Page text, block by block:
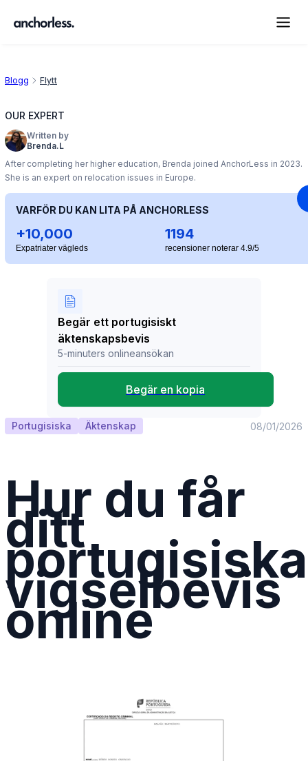
Blogg Flytt
OUR EXPERT
Written by
Brenda.L
After completing her higher education, Brenda joined AnchorLess in 2023.
She is an expert on relocation issues in Europe.
VARFÖR DU KAN LITA PÅ ANCHORLESS
+10,000
Expatriater vägleds
1194
recensioner noterar 4.9/5
Begär ett portugisiskt
äktenskapsbevis
5-minuters onlineansökan
Begär en kopia
Portugisiska Äktenskap 08/01/2026
Hur du får
ditt
portugisiska
vigselbevis
online